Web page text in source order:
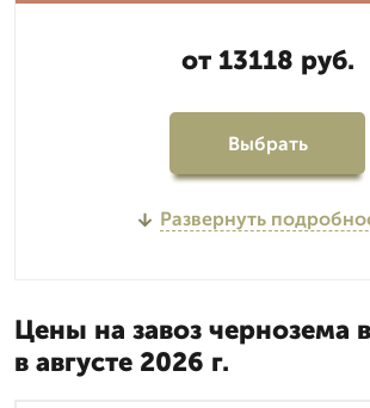
от 13118 руб.
Выбрать
Развернуть
Цены на завоз чернозема
в августе 2026 г.